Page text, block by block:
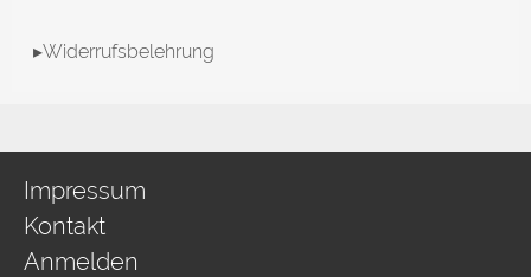
▸Widerrufsbelehrung
Impressum
Kontakt
Anmelden